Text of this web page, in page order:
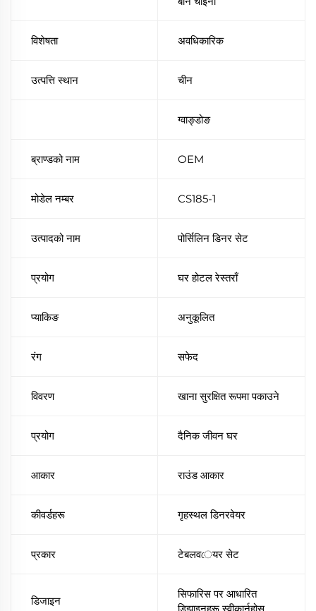
विशेषता अवधिकारिक
उत्पत्ति स्थान चीन
ग्वाङ्डोङ
ब्राण्डको नाम OEM
मोडेल नम्बर CS185-1
उत्पादको नाम पोर्सिलिन डिनर सेट
प्रयोग घर होटल रेस्तराँ
प्याकिङ अनुकूलित
रंग सफेद
विवरण खाना सुरक्षित रूपमा पकाउने
प्रयोग दैनिक जीवन घर
आकार राउंड आकार
कीवर्डहरू गृहस्थल डिनरवेयर
प्रकार टेबलवেयर सेट
डिजाइन
सिफारिस पर आधारित